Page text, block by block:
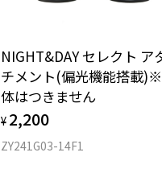
NIGHT&DAY セレクト ア
チメント(偏光機能搭載
体はつきません
¥ 2,200
ZY241G03-14F1